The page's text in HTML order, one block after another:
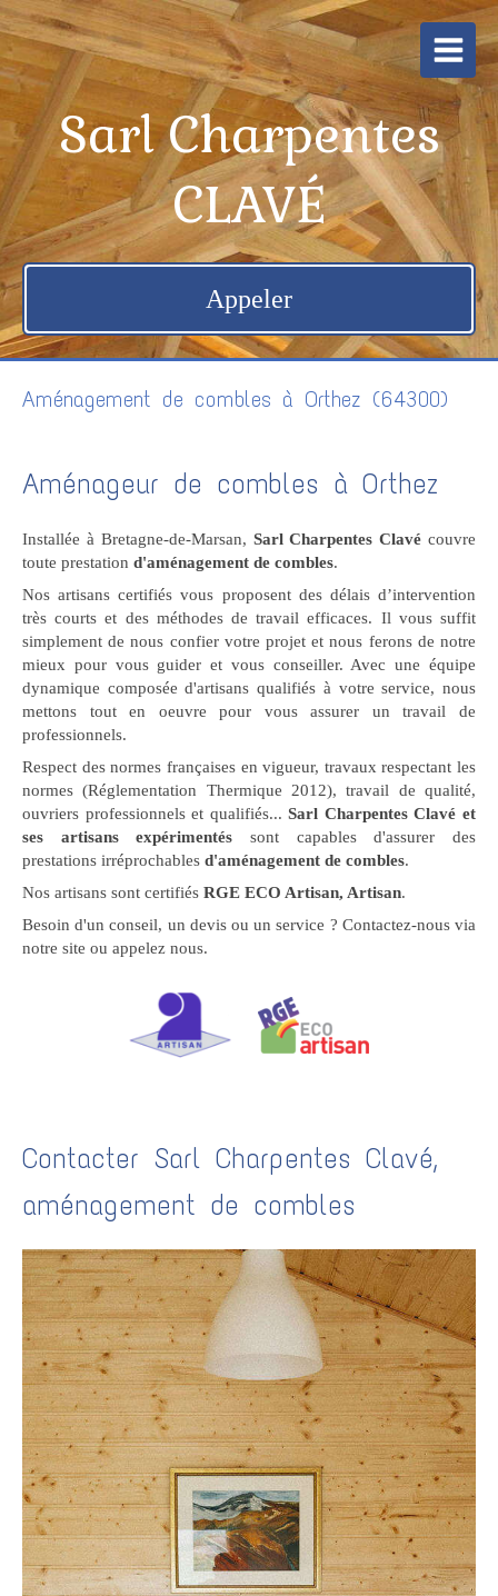
Sarl Charpentes
CLAVÉ
Appeler
Aménagement de combles à Orthez (64300)
Aménageur de combles à Orthez
Installée à Bretagne-de-Marsan, Sarl Charpentes Clavé couvre
toute prestation d'aménagement de combles.
Nos artisans certifiés vous proposent des délais d’intervention
très courts et des méthodes de travail efficaces. Il vous suffit
simplement de nous confier votre projet et nous ferons de notre
mieux pour vous guider et vous conseiller. Avec une équipe
dynamique composée d'artisans qualifiés à votre service, nous
mettons tout en oeuvre pour vous assurer un travail de
professionnels.
Respect des normes françaises en vigueur, travaux respectant les
normes (Réglementation Thermique 2012), travail de qualité,
ouvriers professionnels et qualifiés...Sarl Charpentes Clavé et
ses artisans expérimentés sont capables d'assurer des
prestations irréprochables d'aménagement de combles.
Nos artisans sont certifiés RGE ECO Artisan, Artisan.
Besoin d'un conseil, un devis ou un service ? Contactez-nous via
notre site ou appelez nous.
Contacter Sarl Charpentes Clavé,
aménagement de combles